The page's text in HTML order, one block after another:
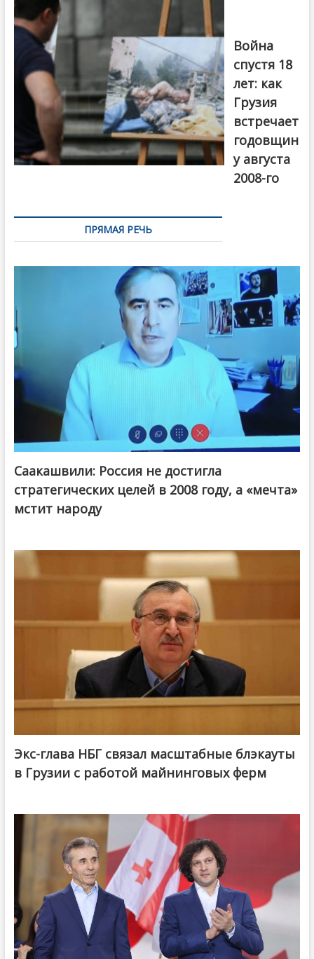
Первый канал
Война
спустя 18
лет: как
Грузия
встречает
годовщин
у августа
2008-го
ПРЯМАЯ РЕЧЬ
Саакашвили: Россия не достигла
стратегических целей в 2008 году, а «мечта»
мстит народу
Экс-глава НБГ связал масштабные блэкауты
в Грузии с работой майнинговых ферм